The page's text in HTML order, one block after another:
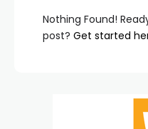
Nothing Found!
post? Get started